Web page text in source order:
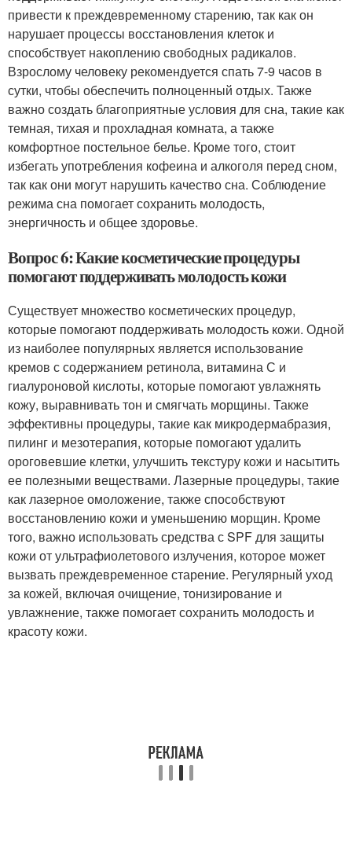
привести к преждевременному старению, так как он
нарушает процессы восстановления клеток и
способствует накоплению свободных радикалов.
Взрослому человеку рекомендуется спать 7-9 часов в
сутки, чтобы обеспечить полноценный отдых. Также
важно создать благоприятные условия для сна, такие как
темная, тихая и прохладная комната, а также
комфортное постельное белье. Кроме того, стоит
избегать употребления кофеина и алкоголя перед сном,
так как они могут нарушить качество сна. Соблюдение
режима сна помогает сохранить молодость,
энергичность и общее здоровье.
Вопрос 6: Какие косметические процедуры
помогают поддерживать молодость кожи
Существует множество косметических процедур,
которые помогают поддерживать молодость кожи. Одной
из наиболее популярных является использование
кремов с содержанием ретинола, витамина С и
гиалуроновой кислоты, которые помогают увлажнять
кожу, выравнивать тон и смягчать морщины. Также
эффективны процедуры, такие как микродермабразия,
пилинг и мезотерапия, которые помогают удалить
ороговевшие клетки, улучшить текстуру кожи и насытить
ее полезными веществами. Лазерные процедуры, такие
как лазерное омоложение, также способствуют
восстановлению кожи и уменьшению морщин. Кроме
того, важно использовать средства с SPF для защиты
кожи от ультрафиолетового излучения, которое может
вызвать преждевременное старение. Регулярный уход
за кожей, включая очищение, тонизирование и
увлажнение, также помогает сохранить молодость и
красоту кожи.